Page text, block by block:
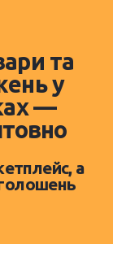
та
у
—
а